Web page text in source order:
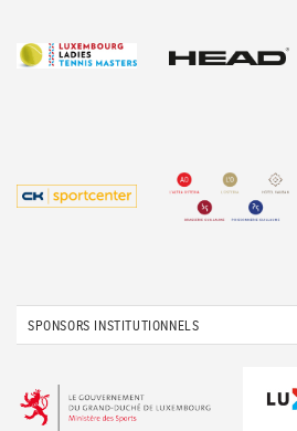
SPONSORS INSTITUTIONNELS